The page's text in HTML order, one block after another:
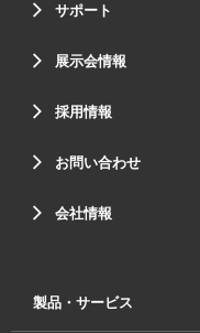
サポート
展示会情報
採用情報
お問い合わせ
会社情報
製品・サービス